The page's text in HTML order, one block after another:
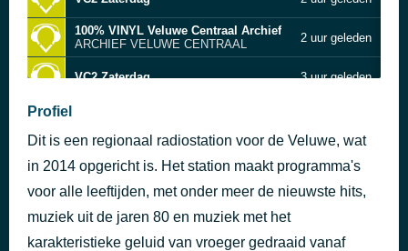
100% VINYL Veluwe Centraal Archief
ARCHIEF VELUWE CENTRAAL
2 uur geleden
VC2 Zaterdag 3 uur geleden
100% Vinyl
VVZ RTV794 Martin Burgers
4 uur geleden
Profiel
Dit is een regionaal radiostation voor de Veluwe, wat
in 2014 opgericht is. Het station maakt programma's
voor alle leeftijden, met onder meer de nieuwste hits,
muziek uit de jaren 80 en muziek met het
karakteristieke geluid van vroeger gedraaid vanaf